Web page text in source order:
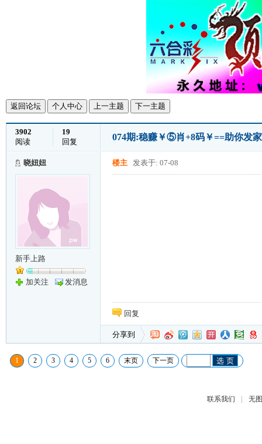
返回论坛 个人中心 上一主题 下一主题
3902
阅读
19
回复
074期:稳赚￥⑤肖+8码￥==助你发
晓妞妞
新手上路
加关注 发消息
楼主 发表于: 07-08
回复
分享到
1 2 3 4 5 6 末页 下一页 选 页
联系我们 | 无